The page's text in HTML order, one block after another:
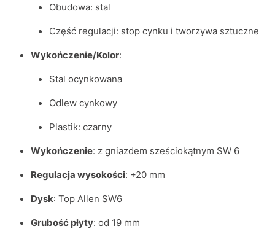
Obudowa: stal
Część regulacji: stop cynku i tworzywa sztuczne
Wykończenie/Kolor:
Stal ocynkowana
Odlew cynkowy
Plastik: czarny
Wykończenie: z gniazdem sześciokątnym SW 6
Regulacja wysokości: +20 mm
Dysk: Top Allen SW6
Grubość płyty: od 19 mm